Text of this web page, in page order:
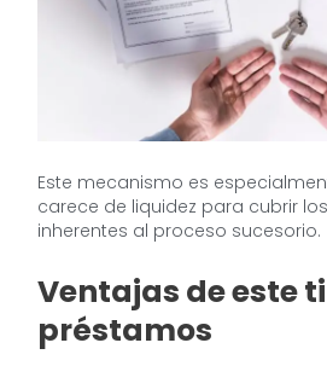
Este mecanismo es
carece de liquidez para cubrir
inherentes al proceso sucesorio.
Ventajas de este
préstamos